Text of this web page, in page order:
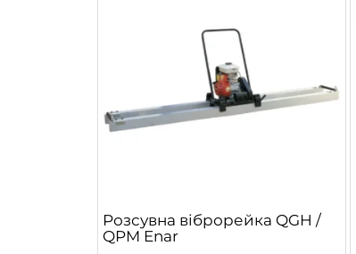
Розсувна віброрейка QGH /
QPM Enar